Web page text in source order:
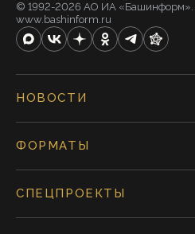
© 1992-2026 АО ИА «Башинформ».
www.bashinform.ru
НОВОСТИ
ФОРМАТЫ
СПЕЦПРОЕКТЫ